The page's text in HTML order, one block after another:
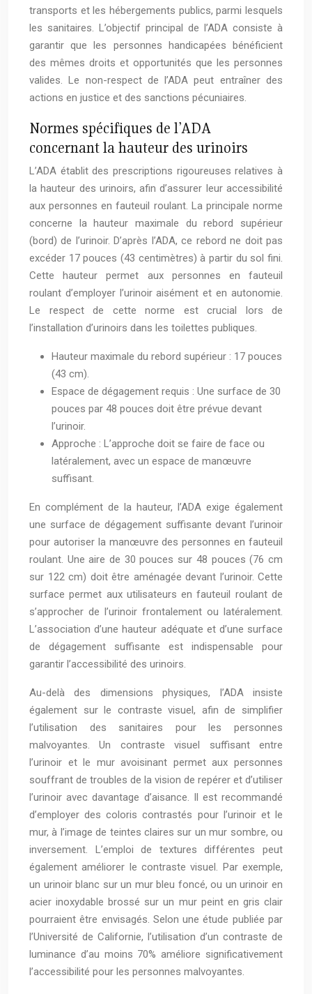
transports et les hébergements publics, parmi lesquels
les sanitaires. L’objectif principal de l’ADA consiste à
garantir que les personnes handicapées bénéficient
des mêmes droits et opportunités que les personnes
valides. Le non-respect de l’ADA peut entraîner des
actions en justice et des sanctions pécuniaires.
Normes spécifiques de l’ADA
concernant la hauteur des urinoirs
L’ADA établit des prescriptions rigoureuses relatives à
la hauteur des urinoirs, afin d’assurer leur accessibilité
aux personnes en fauteuil roulant. La principale norme
concerne la hauteur maximale du rebord supérieur
(bord) de l’urinoir. D’après l’ADA, ce rebord ne doit pas
excéder 17 pouces (43 centimètres) à partir du sol fini.
Cette hauteur permet aux personnes en fauteuil
roulant d’employer l’urinoir aisément et en autonomie.
Le respect de cette norme est crucial lors de
l’installation d’urinoirs dans les toilettes publiques.
Hauteur maximale du rebord supérieur : 17 pouces
(43 cm).
Espace de dégagement requis : Une surface de 30
pouces par 48 pouces doit être prévue devant
l’urinoir.
Approche : L’approche doit se faire de face ou
latéralement, avec un espace de manœuvre
suffisant.
En complément de la hauteur, l’ADA exige également
une surface de dégagement suffisante devant l’urinoir
pour autoriser la manœuvre des personnes en fauteuil
roulant. Une aire de 30 pouces sur 48 pouces (76 cm
sur 122 cm) doit être aménagée devant l’urinoir. Cette
surface permet aux utilisateurs en fauteuil roulant de
s’approcher de l’urinoir frontalement ou latéralement.
L’association d’une hauteur adéquate et d’une surface
de dégagement suffisante est indispensable pour
garantir l’accessibilité des urinoirs.
Au-delà des dimensions physiques, l’ADA insiste
également sur le contraste visuel, afin de simplifier
l’utilisation des sanitaires pour les personnes
malvoyantes. Un contraste visuel suffisant entre
l’urinoir et le mur avoisinant permet aux personnes
souffrant de troubles de la vision de repérer et d’utiliser
l’urinoir avec davantage d’aisance. Il est recommandé
d’employer des coloris contrastés pour l’urinoir et le
mur, à l’image de teintes claires sur un mur sombre, ou
inversement. L’emploi de textures différentes peut
également améliorer le contraste visuel. Par exemple,
un urinoir blanc sur un mur bleu foncé, ou un urinoir en
acier inoxydable brossé sur un mur peint en gris clair
pourraient être envisagés. Selon une étude publiée par
l’Université de Californie, l’utilisation d’un contraste de
luminance d’au moins 70% améliore significativement
l’accessibilité pour les personnes malvoyantes.